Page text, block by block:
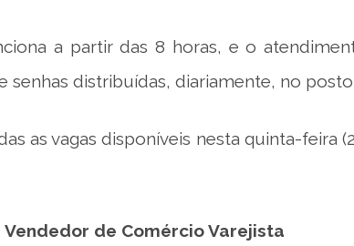
a partir das 8 horas, e o
senhas distribuídas, diariamente, no
as vagas disponíveis nesta quinta-feira
Vendedor de Comércio Varejista